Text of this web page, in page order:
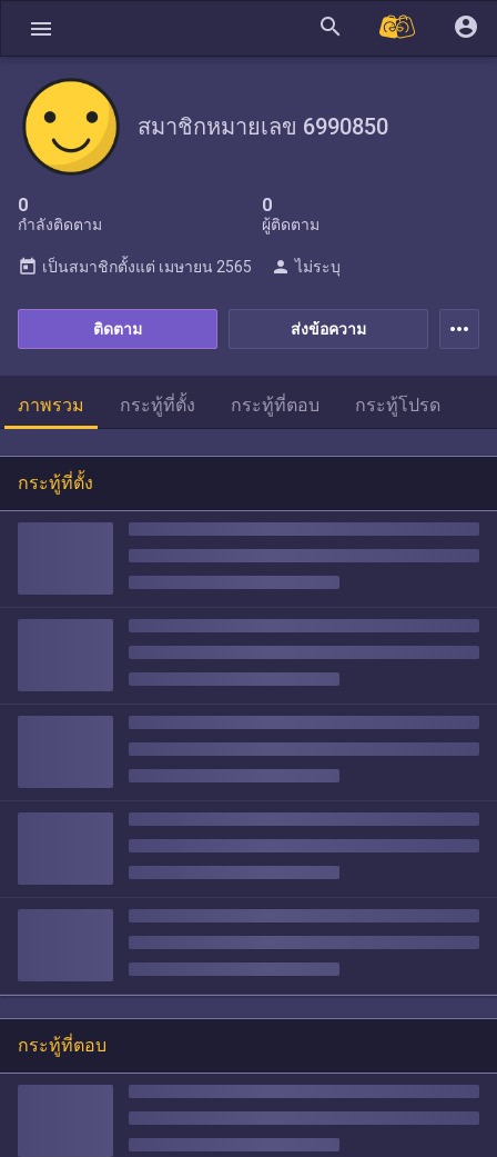
menu search account_circle
สมาชิกหมายเลข 6990850
0
กำลังติดตาม
0
ผู้ติดตาม
ส่งข้อความ
ติดตาม
today เป็นสมาชิกตั้งแต่ เมษายน 2565 person ไม่ระบุ
more_horiz
ภาพรวม กระทู้ที่ตั้ง กระทู้ที่ตอบ กระทู้โปรด
กระทู้ที่ตั้ง
กระทู้ที่ตอบ